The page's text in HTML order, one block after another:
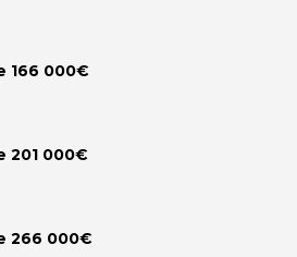
166 000€
201 000€
266 000€